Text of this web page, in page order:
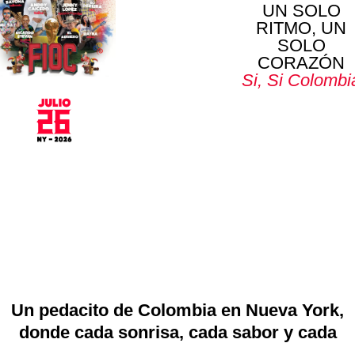
UN SOLO
RITMO, UN
SOLO
CORAZÓN
Si, Si
Un pedacito de Colombia en Nueva York,
donde cada sonrisa, cada sabor y cada